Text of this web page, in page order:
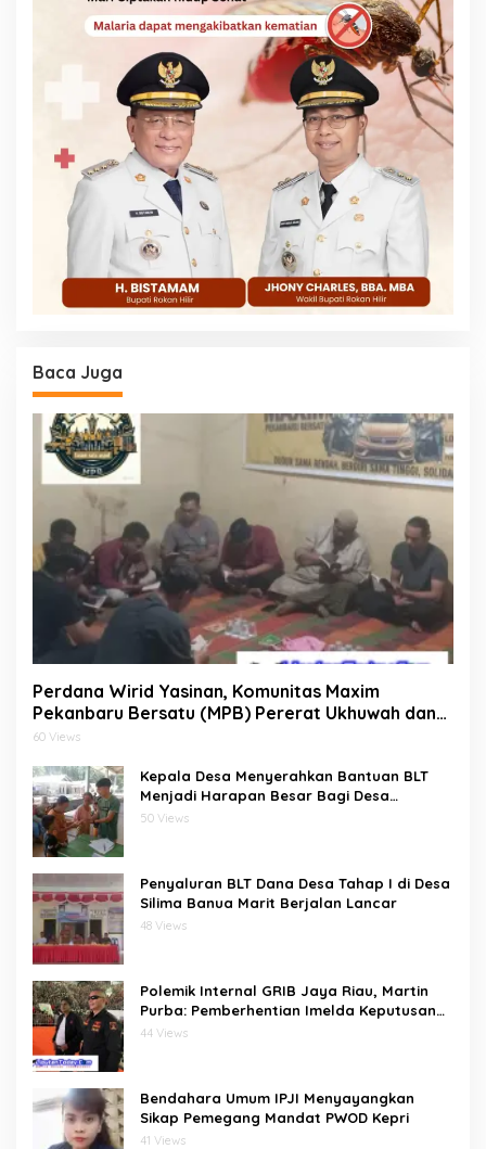
Baca Juga
Perdana Wirid Yasinan, Komunitas Maxim
Pekanbaru Bersatu (MPB) Pererat Ukhuwah dan
Doa Bersama di Sekretariat
60 Views
Kepala Desa Menyerahkan Bantuan BLT
Menjadi Harapan Besar Bagi Desa
bawositora kecamatan pulau pulau batu
50 Views
Penyaluran BLT Dana Desa Tahap I di Desa
Silima Banua Marit Berjalan Lancar
48 Views
Polemik Internal GRIB Jaya Riau, Martin
Purba: Pemberhentian Imelda Keputusan
Pusat
44 Views
Bendahara Umum IPJI Menyayangkan
Sikap Pemegang Mandat PWOD Kepri
41 Views